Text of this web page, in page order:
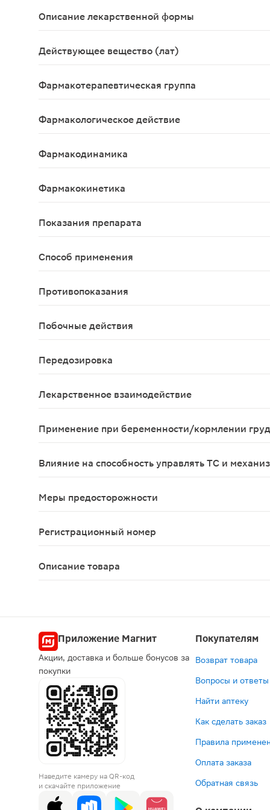
Описание лекарственной формы
Действующее вещество (лат)
Фармакотерапевтическая группа
Фармакологическое действие
Антисептическое, противогрибковое,
Фармакодинамика
Фармакокинетика
Гексэтидин очень хорошо адгезируется на
Показания препарата
Способ применения
Противопоказания
повышенная чувствительность к компонентам
Побочные действия
Передозировка
Лекарственное взаимодействие
Применение при беременности/кормлении
Влияние на способность управлять ТС и
Меры предосторожности
Регистрационный номер
Описание товара
Приложение Магнит
Акции, доставка и больше бонусов за
покупки
Наведите камеру на QR-код
и скачайте приложение
Покупателям
Возврат товара
Вопросы и ответы
Найти аптеку
Как сделать заказ
Правила
Оплата заказа
Обратная связь